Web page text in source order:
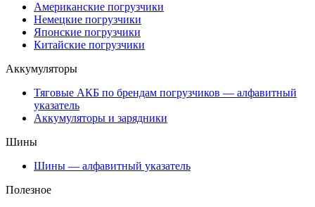
Американские погрузчики
Немецкие погрузчики
Японские погрузчики
Китайские погрузчики
Аккумуляторы
Тяговые АКБ по брендам погрузчиков — алфавитный
указатель
Аккумуляторы и зарядники
Шины
Шины — алфавитный указатель
Полезное